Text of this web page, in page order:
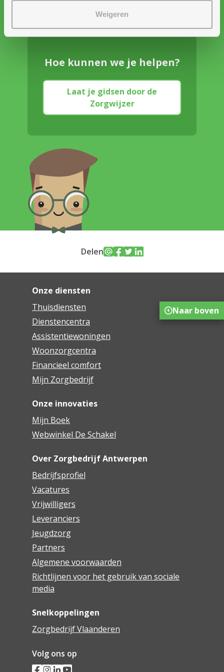
Weigeren
Hoe kunnen we je helpen?
Laat je gidsen door de
Zorgwijzer
Delen
Onze diensten
Thuisdiensten
Dienstencentra
Assistentiewoningen
Woonzorgcentra
Financieel comfort
Mijn Zorgbedrijf
Onze innovaties
Mijn Boek
Webwinkel De Schakel
Over Zorgbedrijf Antwerpen
Bedrijfsprofiel
Vacatures
Vrijwilligers
Leveranciers
Jeugdzorg
Partners
Algemene voorwaarden
Richtlijnen voor het gebruik van sociale
media
Snelkoppelingen
Zorgbedrijf Vlaanderen
Volg ons op
Naar boven